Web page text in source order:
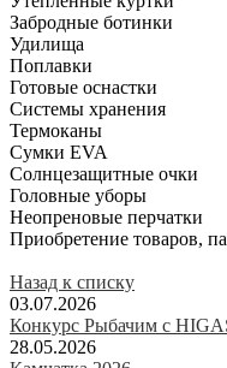
Забродные ботинки
Удилища
Поплавки
Готовые оснастки
Системы хранения
Термоканы
Сумки EVA
Солнцезащитные очки
Головные уборы
Неопреновые перчатки
Приобретение товаров,
Назад к списку
03.07.2026
Конкурс Рыбачим с
28.05.2026